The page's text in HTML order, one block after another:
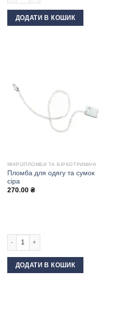
ДОДАТИ В КОШИК
МІКРОПЛОМБИ ТА БІРКОТРИМАЧІ
Пломба для одягу та сумок
сіра
270.00 ₴
ДОДАТИ В КОШИК